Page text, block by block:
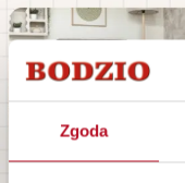
Zgoda